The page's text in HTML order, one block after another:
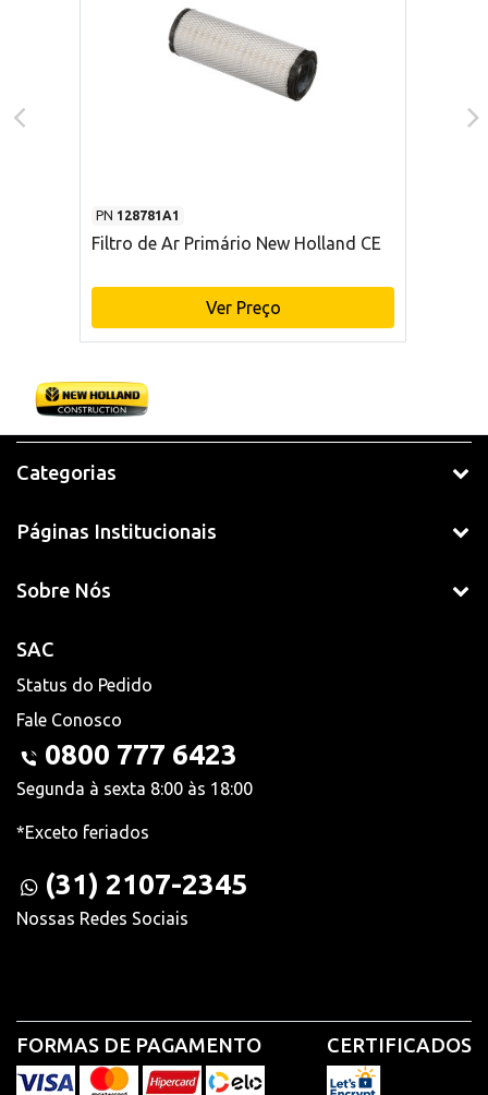
PN 128781A1
Filtro de Ar Primário New Holland CE
Ver Preço
Categorias
Páginas Institucionais
Sobre Nós
SAC
Status do Pedido
Fale Conosco
0800 777 6423
Segunda à sexta 8:00 às 18:00
*Exceto feriados
(31) 2107-2345
Nossas Redes Sociais
FORMAS DE PAGAMENTO CERTIFICADOS